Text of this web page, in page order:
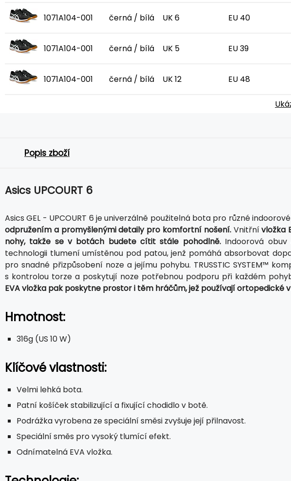
1071A104-001 černá / bílá UK 6 EU 40
1071A104-001 černá / bílá UK 5 EU 39
1071A104-001 černá / bílá UK 12 EU 48
Popis zboží
Asics UPCOURT 6
Asics GEL - UPCOURT 6 je univerzálně použitelná bota pro různé
odpružením a promyšlenými detaily pro komfortní nošení.Vnitřnívložka
nohy, takže se v botách budete cítit stále pohodlně.Indoorová obuv
technologii tlumení umístěnou pod patou, jenž pomáhá absorbovat
pro snadné přizpůsobení noze a jejímu pohybu. TRUSSTIC SYSTEM™
s kontrolou torze a poskytují noze potřebnou podporu při každém
EVA vložka pak poskytne prostor i těm hráčům, jež používají ortopedické
Hmotnost:
316g (US 10 W)
Klíčové vlastnosti:
Velmi lehká bota.
Patní košíček stabilizující a fixující chodidlo v botě.
Podrážka vyrobena ze speciální směsi zvyšuje její přilnavost.
Speciální směs pro vysoký tlumící efekt.
Odnímatelná EVA vložka.